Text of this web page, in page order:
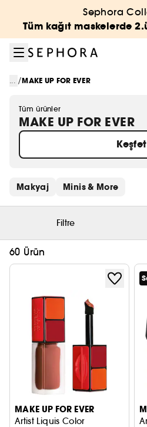
Sephora
Tüm kağıt maskelerde
... /MAKE UP FOR EVER
Tüm ürünler
MAKE UP FOR EVER
Keşfet
Hızlı bağlantıları atla
Makyaj Minis & More
Filtre
60 Ürün
MAKE UP FOR EVER
Artist Liquis Color